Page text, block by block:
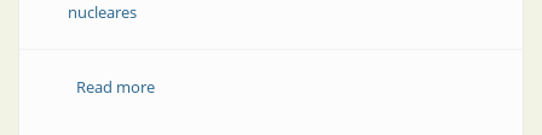
nucleares
Read moreabout Una anécdota de control automático